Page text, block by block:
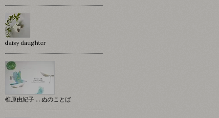
daisy daughter
椎原由紀子 ... ぬのことば